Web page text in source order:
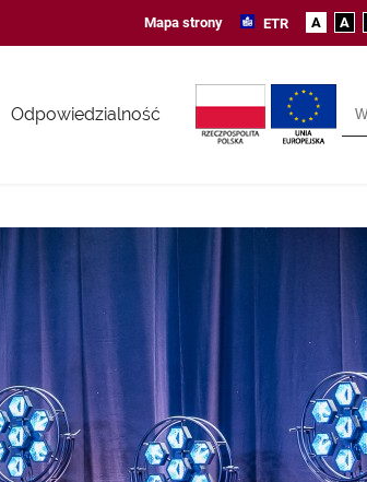
Mapa strony ETR A A
Odpowiedzialność